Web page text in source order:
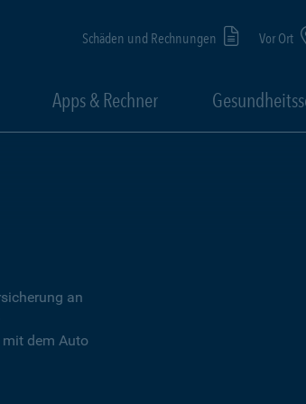
Schäden und Rechnungen Vor Ort
Apps & Rechner
an
dem Auto